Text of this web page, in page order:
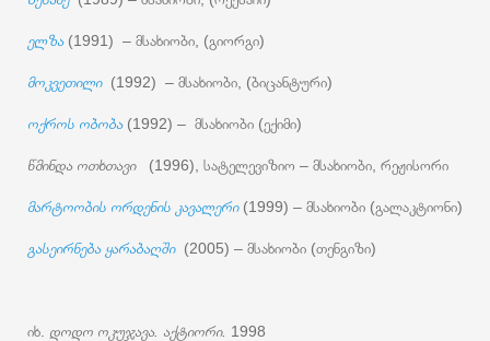
ელზა(1991) – მსახიობი, (გიორგი)
მოკვეთილი (1992) – მსახიობი, (ბიცანტური)
ოქროს ობობა (1992) – მსახიობი (ექიმი)
წმინდა ოთხთავი(1996), სატელევიზიო – მსახიობი, რეჟისორი
მარტოობის ორდენის კავალერი (1999) – მსახიობი (გალაკტიონი)
გასეირნება ყარაბაღში(2005) – მსახიობი (თენგიზი)
იხ. დოდო ოკუჯავა. აქტიორი. 1998